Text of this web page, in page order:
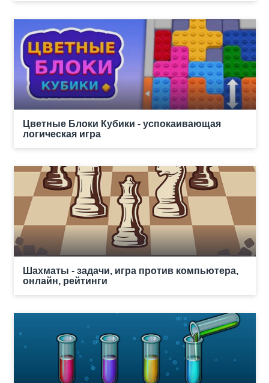
Цветные Блоки Кубики - успокаивающая
логическая игра
Шахматы - задачи, игра против компьютера,
онлайн, рейтинги